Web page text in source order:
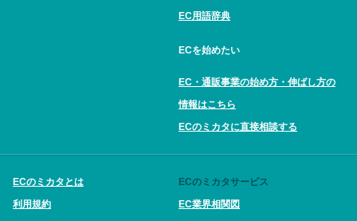
EC用語辞典
ECを始めたい
EC・通販事業の始め方・伸ばし方の
情報はこちら
ECのミカタに直接相談する
ECのミカタとは
利用規約
ECのミカタサービス
EC業界相関図